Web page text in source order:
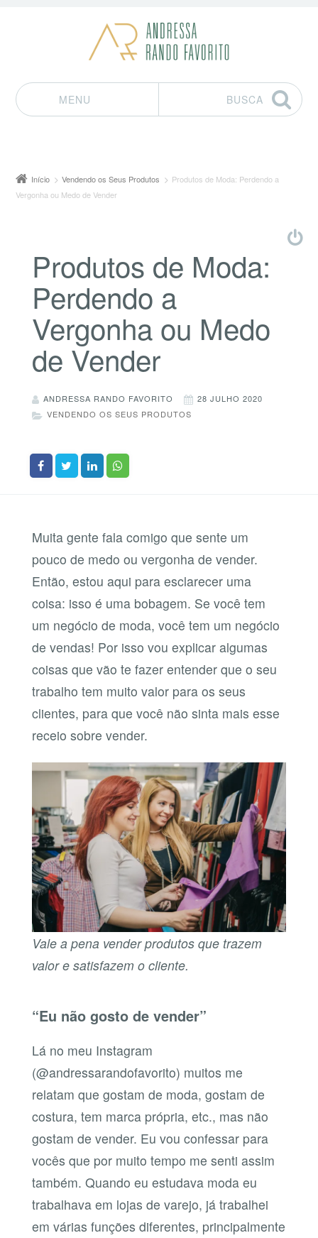
MENU
BUSCA
Início Vendendo os Seus Produtos
Produtos de Moda: Perdendo a
Vergonha ou Medo de Vender
Produtos de Moda:
Perdendo a
Vergonha ou Medo
de Vender
ANDRESSA RANDO FAVORITO
28 JULHO 2020
VENDENDO OS SEUS PRODUTOS
Muita gente fala comigo que sente um
pouco de medo ou vergonha de vender.
Então, estou aqui para esclarecer uma
coisa: isso é uma bobagem. Se você tem
um negócio de moda, você tem um negócio
de vendas! Por isso vou explicar algumas
coisas que vão te fazer entender que o seu
trabalho tem muito valor para os seus
clientes, para que você não sinta mais esse
receio sobre vender.
Vale a pena vender produtos que trazem
valor e satisfazem o cliente.
“Eu não gosto de vender”
Lá no meu Instagram
(@andressarandofavorito) muitos me
relatam que gostam de moda, gostam de
costura, tem marca própria, etc., mas não
gostam de vender. Eu vou confessar para
vocês que por muito tempo me senti assim
também. Quando eu estudava moda eu
trabalhava em lojas de varejo, já trabalhei
em várias funções diferentes, principalmente